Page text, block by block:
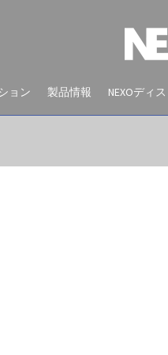
ョン 製品情報 NEXOディ
NEWS